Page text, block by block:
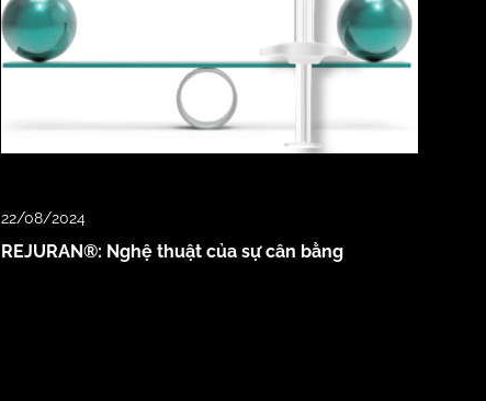
22/08/2024
REJURAN®: Nghệ thuật của sự cân bằng